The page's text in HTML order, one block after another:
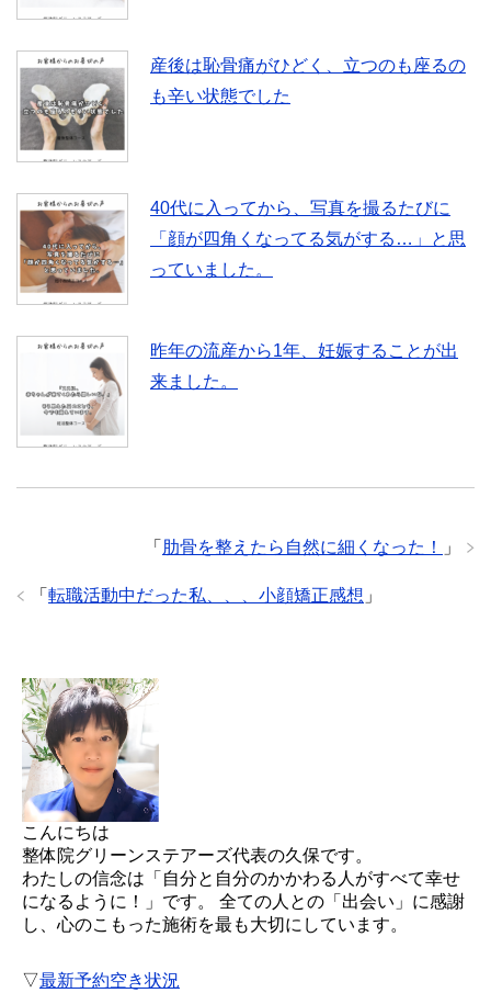
産後は恥骨痛がひどく、立つのも座るの
も辛い状態でした
40代に入ってから、写真を撮るたびに
「顔が四角くなってる気がする…」と思
っていました。
昨年の流産から1年、妊娠することが出
来ました。
「 肋骨を整えたら自然に細くなった！ 」
「 転職活動中だった私、、、小顔矯正感想 」
こんにちは
整体院グリーンステアーズ代表の久保です。
わたしの信念は「自分と自分のかかわる人がすべて幸せ
になるように！」です。 全ての人との「出会い」に感謝
し、心のこもった施術を最も大切にしています。
▽最新予約空き状況